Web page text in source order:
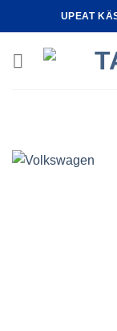
to
UPEAT